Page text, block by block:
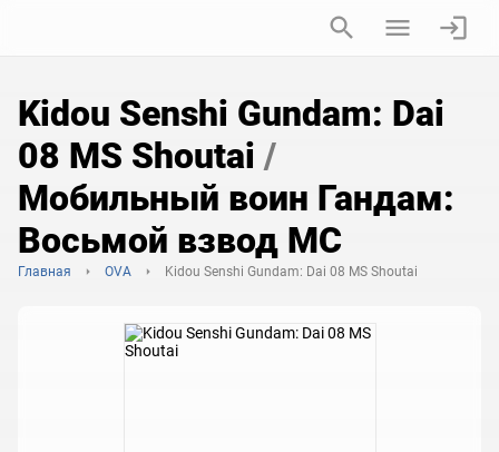
Kidou Senshi Gundam: Dai
08 MS Shoutai /
Мобильный воин Гандам:
Восьмой взвод МС
Главная OVA Kidou Senshi Gundam: Dai 08 MS Shoutai